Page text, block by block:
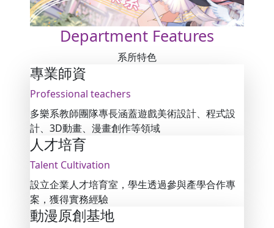
Department Features
系所特色
專業師資
Professional teachers
多樂系教師團隊專長涵蓋遊戲美術設計、程式設
計、3D動畫、漫畫創作等領域
人才培育
Talent Cultivation
設立企業人才培育室，學生透過參與產學合作專
案，獲得實務經驗
動漫原創基地